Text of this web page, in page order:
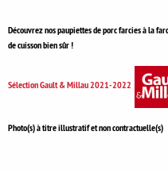
Découvrez nos paupiettes de porc farcies à la
de cuisson bien sûr !
Sélection Gault & Millau 2021-2022
Photo(s) à titre illustratif et non contractuelle(s)